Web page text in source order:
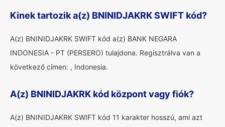
Kinek tartozik a(z) BNINIDJAKRK SWIFT kód?
A(z) BNINIDJAKRK SWIFT kód a(z) BANK NEGARA
INDONESIA - PT (PERSERO) tulajdona. Regisztrálva van a
következő címen: , Indonesia.
A(z) BNINIDJAKRK kód központ vagy fiók?
A(z) BNINIDJAKRK SWIFT kód 11 karakter hosszú, ami azt